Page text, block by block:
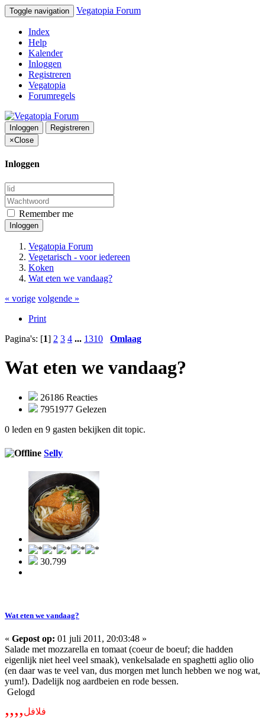
Toggle navigation Vegatopia Forum
Index
Help
Kalender
Inloggen
Registreren
Vegatopia
Forumregels
Inloggen
Registreren
×Close
Inloggen
Remember me
Inloggen
Vegatopia Forum
Vegetarisch - voor iedereen
Koken
Wat eten we vandaag?
« vorige volgende »
Print
Pagina's: [1] 2 3 4 ... 1310 Omlaag
Wat eten we vandaag?
26186 Reacties
7951977 Gelezen
0 leden en 9 gasten bekijken dit topic.
Selly
30.799
Wat eten we vandaag?
« Gepost op: 01 juli 2011, 20:03:48 »
Salade met mozzarella en tomaat (coeur de boeuf; die hadden
eigenlijk niet heel veel smaak), venkelsalade en spaghetti aglio olio
(en daar was te veel van, dus morgen met lunch hebben we nog wat,
yum!). Dadelijk nog aardbeien en rode bessen.
Gelogd
,,,,فلافل